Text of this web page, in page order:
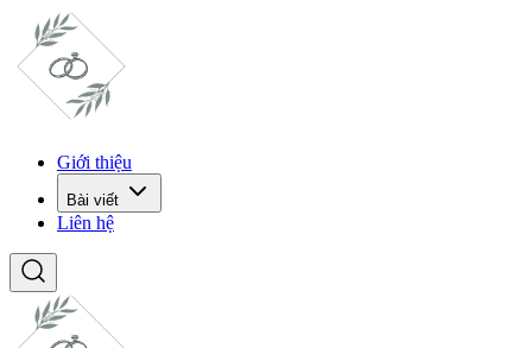
Giới thiệu
Bài viết
Liên hệ